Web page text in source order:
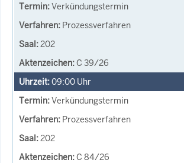
Verkündungstermin
Prozessverfahren
202
C 39/26
09:00 Uhr
Verkündungstermin
Prozessverfahren
202
C 84/26